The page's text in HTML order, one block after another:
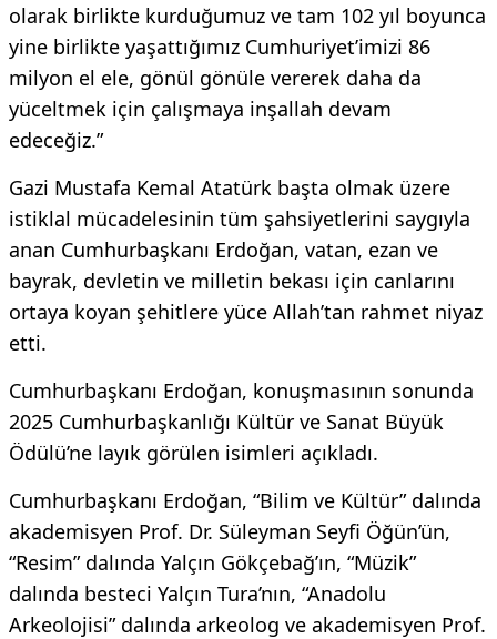
olarak birlikte kurduğumuz ve tam 102 yıl boyunca
yine birlikte yaşattığımız Cumhuriyet’imizi 86
milyon el ele, gönül gönüle vererek daha da
yüceltmek için çalışmaya inşallah devam
edeceğiz.”
Gazi Mustafa Kemal Atatürk başta olmak üzere
istiklal mücadelesinin tüm şahsiyetlerini saygıyla
anan Cumhurbaşkanı Erdoğan, vatan, ezan ve
bayrak, devletin ve milletin bekası için canlarını
ortaya koyan şehitlere yüce Allah’tan rahmet niyaz
etti.
Cumhurbaşkanı Erdoğan, konuşmasının sonunda
2025 Cumhurbaşkanlığı Kültür ve Sanat Büyük
Ödülü’ne layık görülen isimleri açıkladı.
Cumhurbaşkanı Erdoğan, “Bilim ve Kültür” dalında
akademisyen Prof. Dr. Süleyman Seyfi Öğün’ün,
“Resim” dalında Yalçın Gökçebağ’ın, “Müzik”
dalında besteci Yalçın Tura’nın, “Anadolu
Arkeolojisi” dalında arkeolog ve akademisyen Prof.